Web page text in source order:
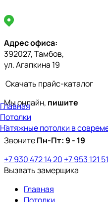
Адрес офиса:
392027, Тамбов,
ул. Агапкина 19
Скачать прайс-каталог
Мы онлайн, пишите
ЗвонитеПн-Пт:9 - 19
+7 930 472 14 20 +7 953 121
Вызвать замерщика
Главная
Главная
Потолки
Натяжные потолки в